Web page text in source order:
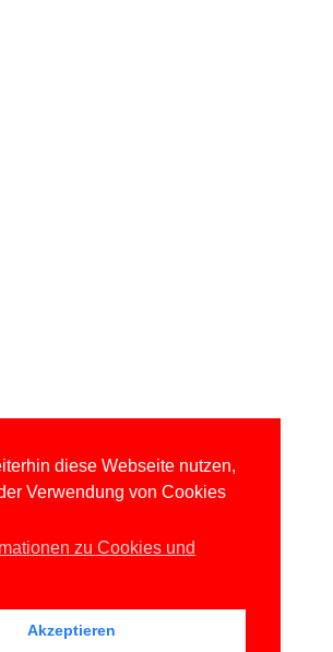
diese Webseite nutzen,
Verwendung von Cookies
zu Cookies und
Akzeptieren